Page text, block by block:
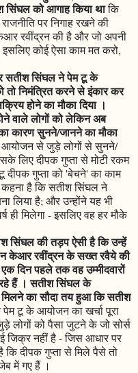
सिंघल को आगाह किया थाकि
पर निगाह रखने की
रवींद्रन की है और जो अपनी
कोई ऐसा काम मत करो,
सतीश सिंघल ने पेम टू के
निमंत्रित करने से इंकार कर
होने का मौका दिया ।
वाले लोगों को लेकिन अब
कारण सुनने/जानने का मौका
से जुड़े लोगों से सुनने/
लिए दीपक गुप्ता से मोटी रकम
गुप्ता को 'बेचने' का काम
है कि सतीश सिंघल ने
लिया है; और उन्होंने यह भी
ही मिलेगा - इसलिए वह हर मौके
सिंघल की तड़प ऐसी है कि उन्हें
न केआर रवींद्रन के सख्त रवैये की
दिन पहले तक वह उम्मीदवारों
हैं । सतीश सिंघल के
का सौदा तय हुआ कि सतीश
टू के आयोजन का खर्चा पूरा
को पैसा जुटने के जो सोर्स
जिक्र नहीं है - जिस आधार पर
दीपक गुप्ता से मिले पैसे तो
में गए हैं ।